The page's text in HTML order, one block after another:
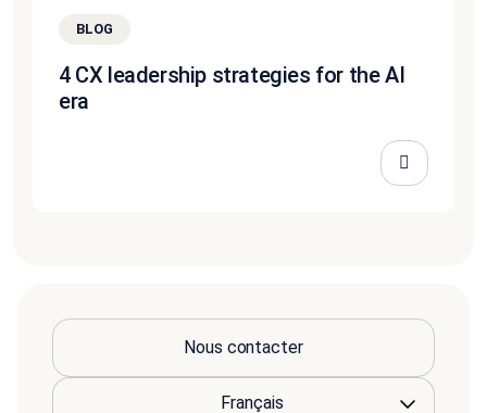
BLOG
4 CX leadership strategies for the AI
era
Nous contacter